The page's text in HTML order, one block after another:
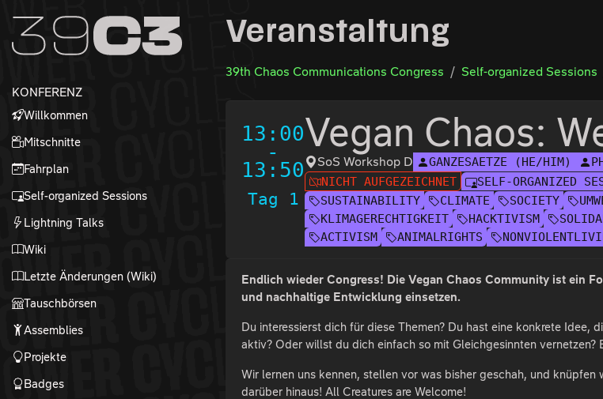
Zum Inhalt
Zum Footer
KONFERENZ
Willkommen
Mitschnitte
Fahrplan
Self-organized Sessions
Lightning Talks
Wiki
Letzte Änderungen (Wiki)
Tauschbörsen
Assemblies
Projekte
Badges
Veranstaltung
39th Chaos Communications Congress Self-organized Sessions
13:00
-
13:50
Tag 1
Vegan Chaos:
SoS Workshop D GANZESAETZE (HE/HIM)
NICHT AUFGEZEICHNET
SELF-ORGANIZED
SUSTAINABILITY
CLIMATE SOCIETY
KLIMAGERECHTIGKEIT
HACKTIVISM
ACTIVISM
ANIMALRIGHTS
Endlich wieder Congress! Die Vegan Chaos Community ist ein
und nachhaltige Entwicklung einsetzen.
Du interessierst dich für diese Themen? Du hast eine konkrete Idee,
aktiv? Oder willst du dich einfach so mit Gleichgesinnten vernetzen?
Wir lernen uns kennen, stellen vor was bisher geschah, und
darüber hinaus! All Creatures are Welcome!